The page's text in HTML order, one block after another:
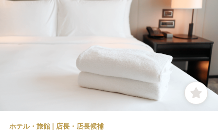
ホテル・旅館 | 店長・店長候補